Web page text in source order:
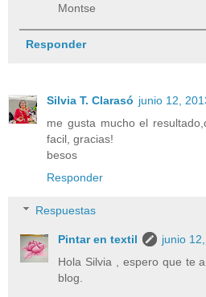
Montse
Responder
Silvia T. Clarasó junio 12,
me gusta mucho el
facil, gracias!
besos
Responder
Respuestas
Pintar en textil
junio
Hola Silvia , espero que te
blog.